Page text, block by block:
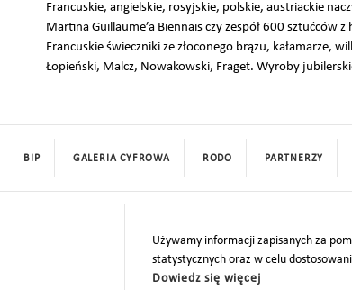
Francuskie, angielskie, rosyjskie, polskie, austriackie
Martina Guillaume’a Biennais czy zespół 600 sztućców
Francuskie świeczniki ze złoconego brązu, kałamarze,
Łopieński, Malcz, Nowakowski, Fraget. Wyroby
Używamy informacji zapisanych za
statystycznych oraz w celu
Dowiedz się więcej
BIP GALERIA CYFROWA RODO PARTNERZY